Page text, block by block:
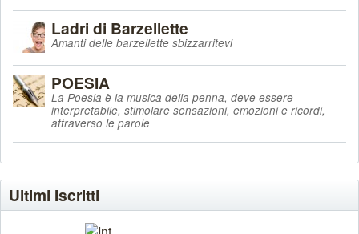
Ladri di Barzellette
Amanti delle barzellette sbizzarritevi
POESIA
La Poesia è la musica della penna, deve essere
interpretabile, stimolare sensazioni, emozioni e ricordi,
attraverso le parole
Ultimi Iscritti